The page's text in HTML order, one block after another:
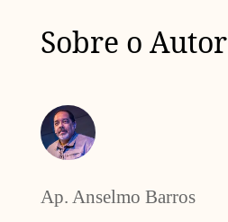
Sobre o Autor
Ap. Anselmo Barros